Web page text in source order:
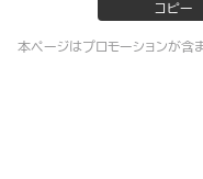
コピー
本ページはプロモーションが含